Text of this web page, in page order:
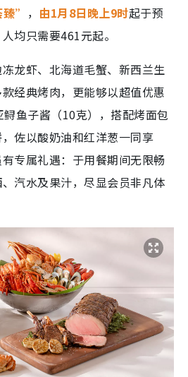
” ， 由1月8日晚上9时起于预
均只需要461元起。
龙虾、北海道毛蟹、新西兰生
经典烤肉，更能够以超值优惠
鱼子酱（10克），搭配烤面包
佐以酸奶油和红洋葱一同享
专属礼遇：于用餐期间无限畅
汽水及果汁，尽显会员非凡体